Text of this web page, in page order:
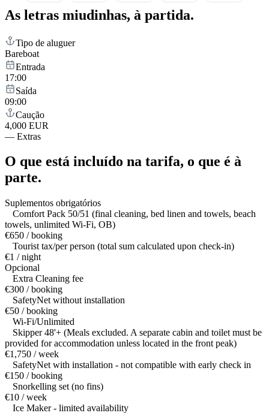
As letras miudinhas, à partida.
Tipo de aluguer
Bareboat
Entrada
17:00
Saída
09:00
Caução
4,000 EUR
— Extras
O que está incluído na tarifa, o que é à
parte.
Suplementos obrigatórios
Comfort Pack 50/51 (final cleaning, bed linen and towels, beach
towels, unlimited Wi-Fi, OB)
€650 / booking
Tourist tax/per person (total sum calculated upon check-in)
€1 / night
Opcional
Extra Cleaning fee
€300 / booking
SafetyNet without installation
€50 / booking
Wi-Fi/Unlimited
Skipper 48'+ (Meals excluded. A separate cabin and toilet must be
provided for accommodation unless located in the front peak)
€1,750 / week
SafetyNet with installation - not compatible with early check in
€150 / booking
Snorkelling set (no fins)
€10 / week
Ice Maker - limited availability